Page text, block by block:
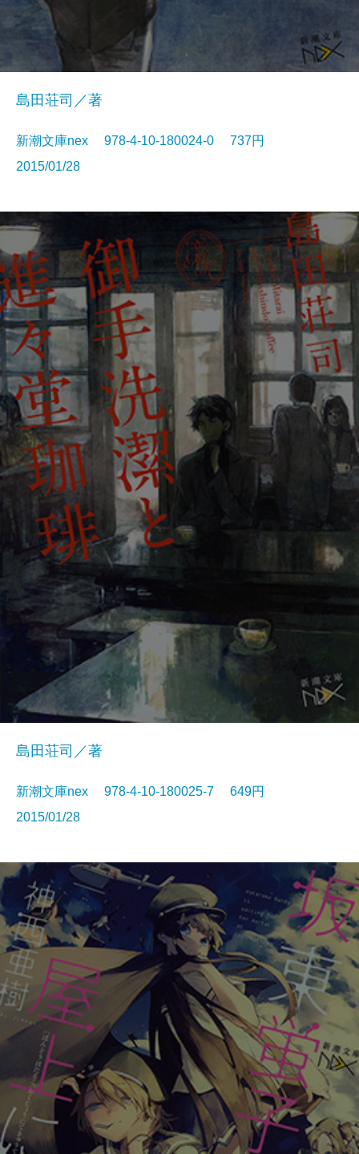
島田荘司／著
新潮文庫nex 978-4-10-180024-0 737円
2015/01/28
島田荘司／著
新潮文庫nex 978-4-10-180025-7 649円
2015/01/28